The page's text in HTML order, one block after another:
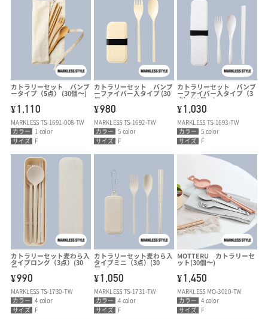
カトラリーセット バンブ
ータイプ（5点） (30個〜)
¥1,110
MARKLESS TS-1691-008-TW
カラー
1 color
サイズ
F
カトラリーセット バンブ
ーファイバー入タイプ (30
個〜)
¥980
MARKLESS TS-1692-TW
カラー
5 color
サイズ
F
カトラリーセット バンブ
ーファイバー入タイプ（3
点）(30個〜)
¥1,030
MARKLESS TS-1693-TW
カラー
5 color
サイズ
F
カトラリーセット麦わら入
タイプロング（3点）(30
個〜)
¥990
MARKLESS TS-1730-TW
カラー
4 color
サイズ
F
カトラリーセット麦わら入
タイプミニ（3点）(30
個〜)
¥1,050
MARKLESS TS-1731-TW
カラー
4 color
サイズ
F
MOTTERU カトラリーセ
ット(30個〜)
¥1,450
MARKLESS MO-3010-TW
カラー
4 color
サイズ
F